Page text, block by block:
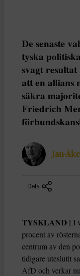
De senaste
tyska
svagt
att en allians
säkra
Friedrich
Jan-
Dela
TYSKLAND | I
procent av
centrum av den
tidigare uteslutit
AfD och verkar